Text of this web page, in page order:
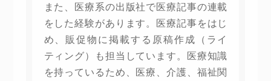
また、医療系の出版社で医療記事の連載
をした経験があります。医療記事をはじ
め、販促物に掲載する原稿作成（ライ
ティング）も担当しています。医療知識
を持っているため、医療、介護、福祉関